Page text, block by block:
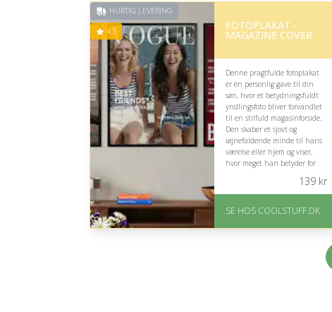
HURTIG LEVERING
4.5 FOTOPLAKAT -
MAGAZINE COVER
Denne pragtfulde fotoplakat
er en personlig gave til din
søn, hvor et betydningsfuldt
yndlingsfoto bliver forvandlet
til en stilfuld magasinforside.
Den skaber et sjovt og
iøjnefaldende minde til hans
værelse eller hjem og viser,
hvor meget han betyder for
På lager
Levering: Standard
139kr
SE HOS COOLSTUFF.DK